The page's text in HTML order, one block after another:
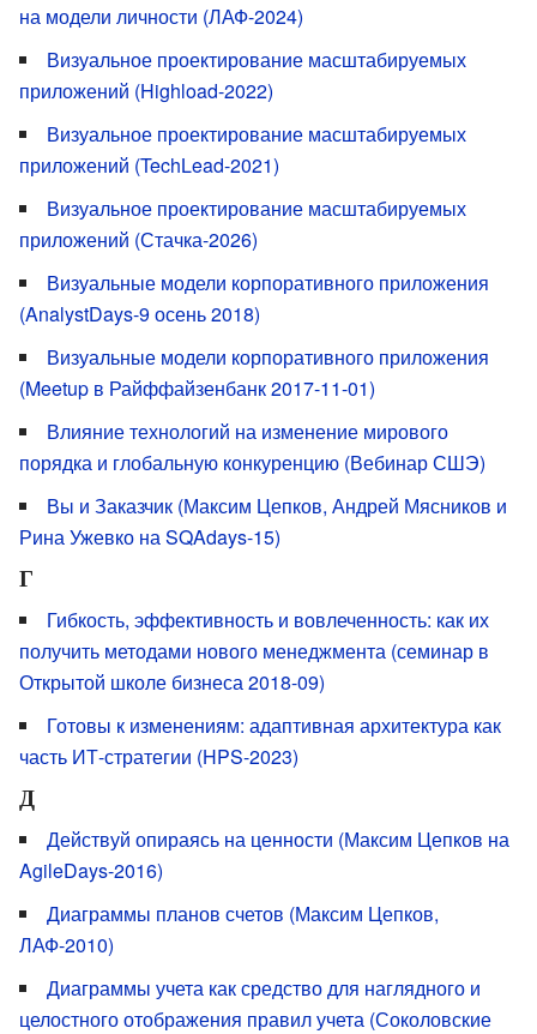
на модели личности (ЛАФ-2024)
Визуальное проектирование масштабируемых
приложений (Highload-2022)
Визуальное проектирование масштабируемых
приложений (TechLead-2021)
Визуальное проектирование масштабируемых
приложений (Стачка-2026)
Визуальные модели корпоративного приложения
(AnalystDays-9 осень 2018)
Визуальные модели корпоративного приложения
(Meetup в Райффайзенбанк 2017-11-01)
Влияние технологий на изменение мирового
порядка и глобальную конкуренцию (Вебинар СШЭ)
Вы и Заказчик (Максим Цепков, Андрей Мясников и
Рина Ужевко на SQAdays-15)
Г
Гибкость, эффективность и вовлеченность: как их
получить методами нового менеджмента (семинар в
Открытой школе бизнеса 2018-09)
Готовы к изменениям: адаптивная архитектура как
часть ИТ-стратегии (HPS-2023)
Д
Действуй опираясь на ценности (Максим Цепков на
AgileDays-2016)
Диаграммы планов счетов (Максим Цепков,
ЛАФ-2010)
Диаграммы учета как средство для наглядного и
целостного отображения правил учета (Соколовские